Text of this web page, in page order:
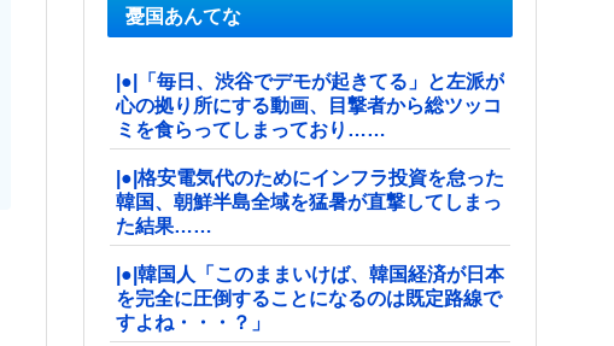
憂国あんてな
|●|「毎日、渋谷でデモが起きてる」と左派が
心の拠り所にする動画、目撃者から総ツッコ
ミを食らってしまっており……
|●|格安電気代のためにインフラ投資を怠った
韓国、朝鮮半島全域を猛暑が直撃してしまっ
た結果……
|●|韓国人「このままいけば、韓国経済が日本
を完全に圧倒することになるのは既定路線で
すよね・・・？」